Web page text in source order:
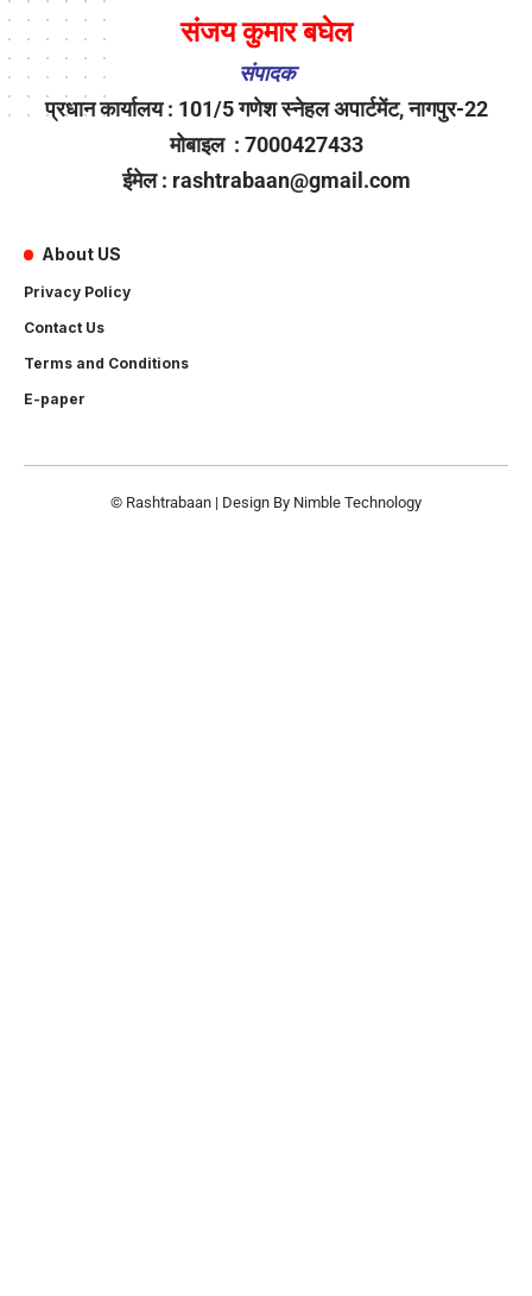
संजय कुमार बघेल
संपादक
प्रधान कार्यालय : 101/5 गणेश स्नेहल अपार्टमेंट, नागपुर-22
मोबाइल : 7000427433
ईमेल : rashtrabaan@gmail.com
About US
Privacy Policy
Contact Us
Terms and Conditions
E-paper
© Rashtrabaan | Design By Nimble Technology